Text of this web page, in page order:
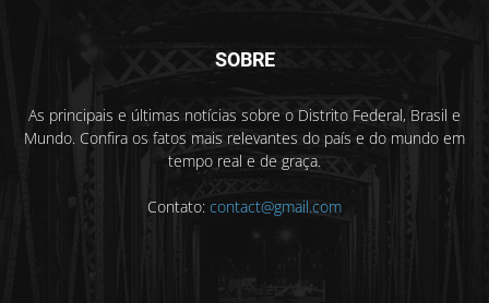
SOBRE
As principais e últimas notícias sobre o Distrito Federal, Brasil e
Mundo. Confira os fatos mais relevantes do país e do mundo em
tempo real e de graça.
Contato: contact@gmail.com